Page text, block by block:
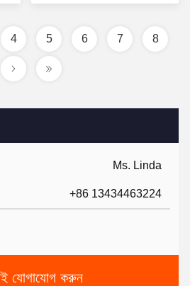
Ms. Linda
+86 13434463224
যোগাযোগ করুন
4 5 6 7 8